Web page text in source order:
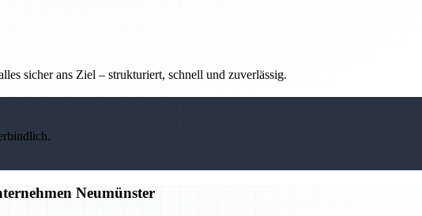
sicher ans Ziel – strukturiert, schnell und zuverlässig.
Neumünster